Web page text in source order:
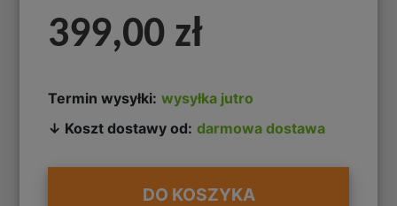
399,00 zł
Termin wysyłki: wysyłka jutro
↓ Koszt dostawy od: darmowa dostawa
DO KOSZYKA